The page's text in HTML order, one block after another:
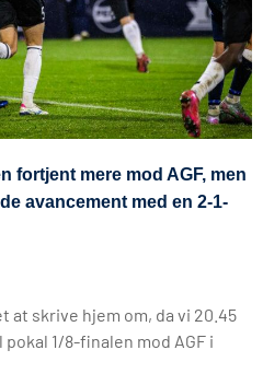
fortjent mere mod AGF, men
avancement med en 2-1-
at skrive hjem om, da vi 20.45
1/8-finalen mod AGF i